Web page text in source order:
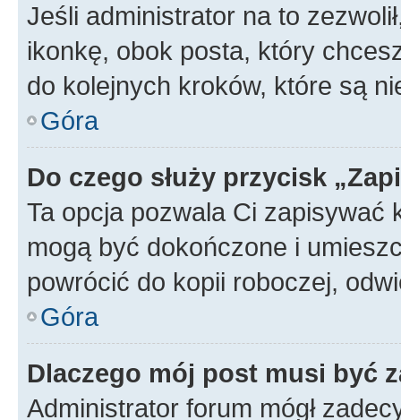
Jeśli administrator na to
ikonkę, obok posta, który
do kolejnych kroków, które są
Góra
Do czego służy przycisk
Ta opcja pozwala Ci zapisywać
mogą być dokończone i
powrócić do kopii roboczej,
Góra
Dlaczego mój post musi być
Administrator forum mógł